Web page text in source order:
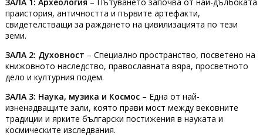
праистория, античността и първите артефакти,
свидетелстващи за раждането на цивилизацията по тези
земи.
ЗАЛА 2: Духовност – Специално пространство, посветено на
книжовното наследство, православната вяра, просветното
дело и културния подем.
ЗАЛА 3: Наука, музика и Космос– Една от най-
изненадващите зали, която прави мост между вековните
традиции и ярките български постижения в науката и
космическите изследвания.